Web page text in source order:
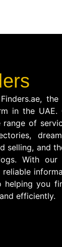
in the UAE.
of
selling, and
With our
helping you
efficiently.